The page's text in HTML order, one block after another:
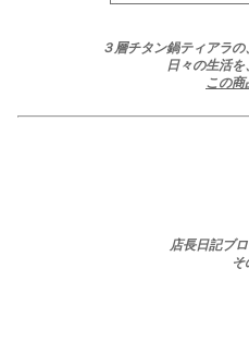
３層チタン鍋ティアラ
日々の生活
この商
店長日記ブ